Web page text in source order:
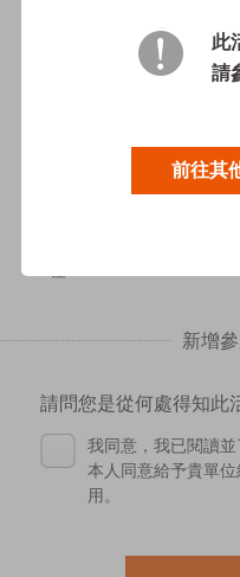
此
請
前往其
全部報名完後，要到
新增
請問您是從何處得知此
我同意，我已閱讀並
本人同意給予貴單
用。